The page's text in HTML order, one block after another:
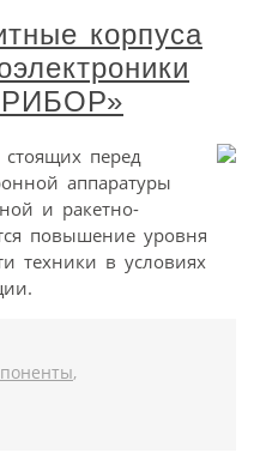
корпуса
перед
аппаратуры
и ракетно-
повышение уровня
техники в условиях
,